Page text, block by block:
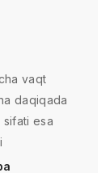
vaqt
daqiqada
sifati esa